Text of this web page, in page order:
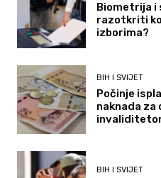
Biometrija i
razotkriti
izborima?
BIH I SVIJET
Počinje
naknada za
BIH I SVIJET